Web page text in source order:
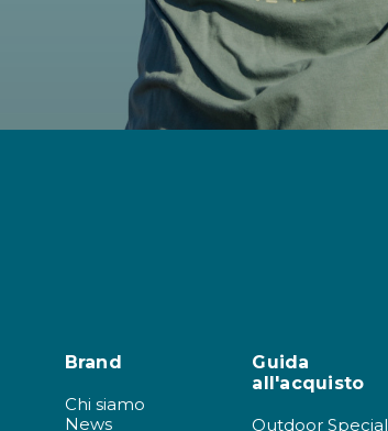
Brand
Chi siamo
News
Guida
all'acquisto
Outdoor